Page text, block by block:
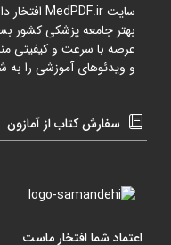
سایتMedPDF.ir افتخار
بهتر جامعه پزشکی کشور
عرصه با سرعت و کیفیتی
و ویدئوهای آموزشی را به
سفارش کتاب از آمازون
اعتماد شما افتخار ماست